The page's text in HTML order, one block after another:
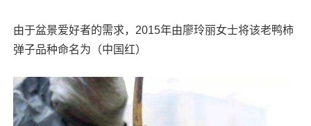
由于盆景爱好者的需求，2015年由廖玲丽女士将该老鸭柿
弹子品种命名为（中国红）